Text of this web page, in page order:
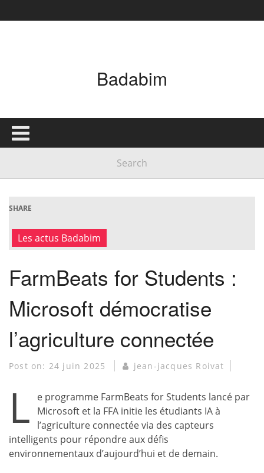
Badabim
SHARE
Les actus Badabim
FarmBeats for Students :
Microsoft démocratise
l’agriculture connectée
Post on: 24 juin 2025 jean-jacques Roivat
L
e programme FarmBeats for Students lancé par
Microsoft et la FFA initie les étudiants IA à
l’agriculture connectée via des capteurs
intelligents pour répondre aux défis
environnementaux d’aujourd’hui et de demain.